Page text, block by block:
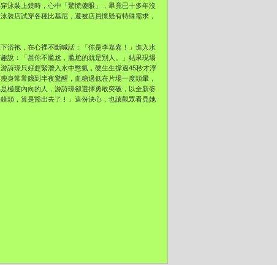
泳裝上鏡時，心中「驚慌傻眼」，畢竟已十多年沒
裝店試穿各種比基尼，還被店員懷疑有特殊需求，
浴袍，在心裡不斷喊話：「你是李嘉嘉！」進入水
說：「當你不尷尬，尷尬的就是別人。」結果現場
詩璟只好趕緊潛入水中憋氣，硬生生撐過45秒才浮
身常常餓到半夜驚醒，血糖過低在片場一度頭暈，
極度內向的人，游詩璟卻選擇勇敢突破，以全新姿
頭，算是豁出去了！」這份決心，也讓觀眾看見她